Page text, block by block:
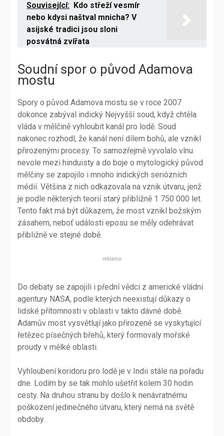
Související: Kdo střeží vesmír
nebo kdysi naštval mnicha? V
asijské tradici jsou sloni
posvátná zvířata
Soudní spor o původ Adamova
mostu
Spory o původ Adamova mostu se v roce 2007
dokonce zabýval indický Nejvyšší soud, když chtěla
vláda v mělčině vyhloubit kanál pro lodě. Soud
nakonec rozhodl, že kanál není dílem bohů, ale vznikl
přirozenými procesy. To samozřejmě vyvolalo vlnu
nevole mezi hinduisty a do boje o mytologický původ
mělčiny se zapojilo i mnoho indických seriózních
médií. Většina z nich odkazovala na vznik útvaru, jenž
je podle některých teorií starý přibližně 1 750 000 let.
Tento fakt má být důkazem, že most vznikl božským
zásahem, neboť události eposu se měly odehrávat
přibližně ve stejné době.
reklama
Do debaty se zapojili i přední vědci z americké vládní
agentury NASA, podle kterých neexistují důkazy o
lidské přítomnosti v oblasti v takto dávné době.
Adamův most vysvětlují jako přirozeně se vyskytující
řetězec písečných břehů, který formovaly mořské
proudy v mělké oblasti.
Vyhloubení koridoru pro lodě je v Indii stále na pořadu
dne. Lodím by se tak mohlo ušetřit kolem 30 hodin
cesty. Na druhou stranu by došlo k nenávratnému
poškození jedinečného útvaru, který nemá na světě
obdoby.